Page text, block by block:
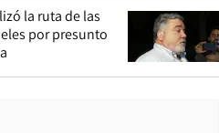
la ruta de las
por presunto